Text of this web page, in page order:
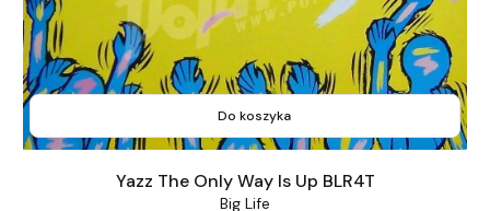
Do koszyka
Yazz The Only Way Is Up BLR4T
Big Life